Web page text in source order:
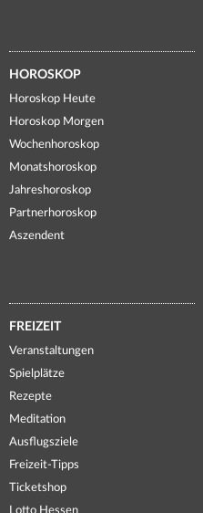
HOROSKOP
Horoskop Heute
Horoskop Morgen
Wochenhoroskop
Monatshoroskop
Jahreshoroskop
Partnerhoroskop
Aszendent
FREIZEIT
Veranstaltungen
Spielplätze
Rezepte
Meditation
Ausflugsziele
Freizeit-Tipps
Ticketshop